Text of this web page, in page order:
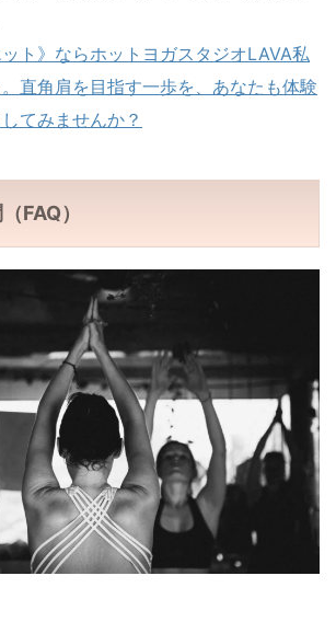
ット》ならホットヨガスタジオLAVA私
直角肩を目指す一歩を、あなたも体験
てみませんか？
FAQ）